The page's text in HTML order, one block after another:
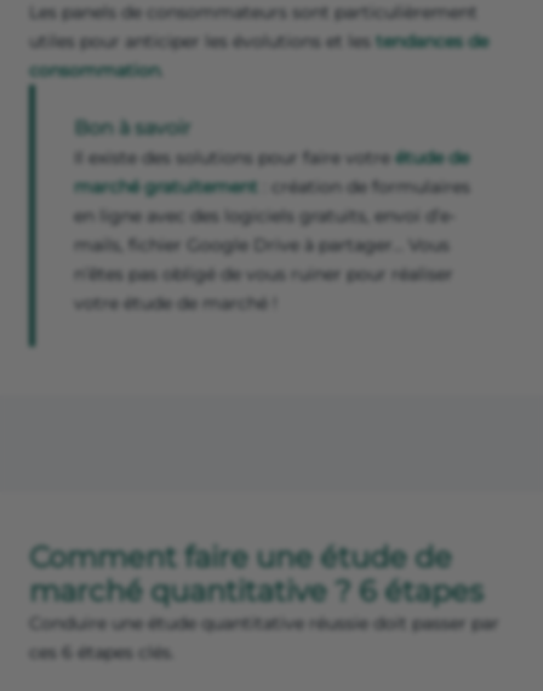
Les panels de consommateurs sont particulièrement
utiles pour anticiper les évolutions et les tendances de
consommation.
Bon à savoir
Il existe des solutions pour faire votre étude de
marché gratuitement : création de formulaires
en ligne avec des logiciels gratuits, envoi d’e-
mails, fichier Google Drive à partager… Vous
n’êtes pas obligé de vous ruiner pour réaliser
votre étude de marché !
Comment faire une étude de
marché quantitative ? 6 étapes
Conduire une étude quantitative réussie doit passer par
ces 6 étapes clés.